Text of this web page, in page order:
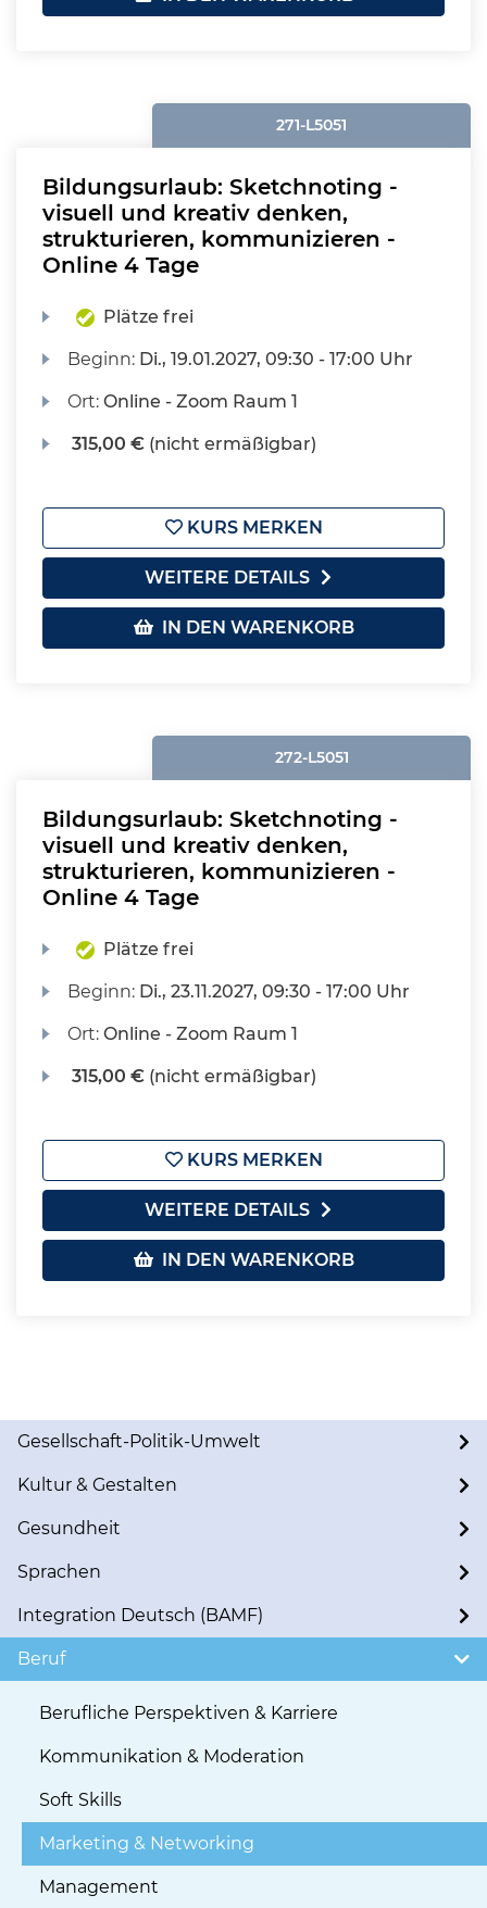
271-L5051
Bildungsurlaub: Sketchnoting -
visuell und kreativ denken,
strukturieren, kommunizieren -
Online 4 Tage
Plätze frei
Beginn: Di., 19.01.2027, 09:30 - 17:00 Uhr
Ort:Online - Zoom Raum 1
315,00 € (nicht ermäßigbar)
KURS MERKEN
WEITERE DETAILS
IN DEN WARENKORB
272-L5051
Bildungsurlaub: Sketchnoting -
visuell und kreativ denken,
strukturieren, kommunizieren -
Online 4 Tage
Plätze frei
Beginn: Di., 23.11.2027, 09:30 - 17:00 Uhr
Ort:Online - Zoom Raum 1
315,00 € (nicht ermäßigbar)
KURS MERKEN
WEITERE DETAILS
IN DEN WARENKORB
Gesellschaft-Politik-Umwelt
Kultur & Gestalten
Gesundheit
Sprachen
Integration Deutsch (BAMF)
Beruf
Berufliche Perspektiven & Karriere
Kommunikation & Moderation
Soft Skills
Marketing & Networking
Management